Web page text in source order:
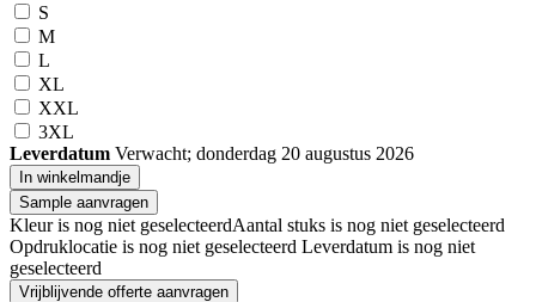
S
M
L
XL
XXL
3XL
Leverdatum Verwacht; donderdag 20 augustus 2026
In winkelmandje
Sample aanvragen
Kleur is nog niet geselecteerdAantal stuks is nog niet geselecteerd
Opdruklocatie is nog niet geselecteerd Leverdatum is nog niet
geselecteerd
Vrijblijvende offerte aanvragen